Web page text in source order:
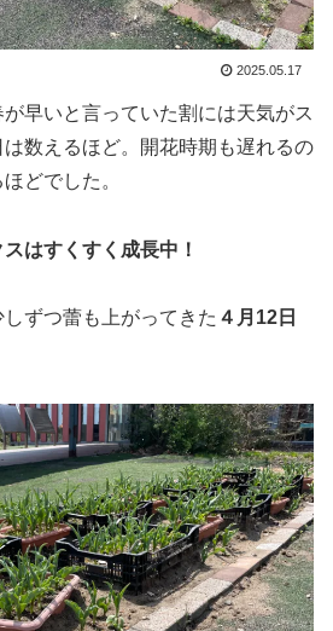
2025.05.17
早いと言っていた割には天気がス
数えるほど。開花時期も遅れるの
どでした。
はすくすく成長中！
ずつ蕾も上がってきた ４月12日